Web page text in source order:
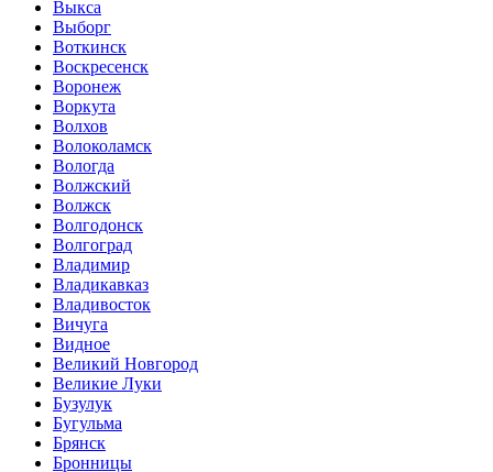
Выкса
Выборг
Воткинск
Воскресенск
Воронеж
Воркута
Волхов
Волоколамск
Вологда
Волжский
Волжск
Волгодонск
Волгоград
Владимир
Владикавказ
Владивосток
Вичуга
Видное
Великий Новгород
Великие Луки
Бузулук
Бугульма
Брянск
Бронницы